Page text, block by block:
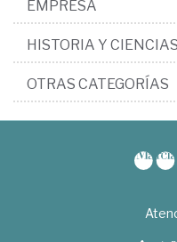
EMPRESA
HISTORIA Y
OTRAS CATEGORÍAS